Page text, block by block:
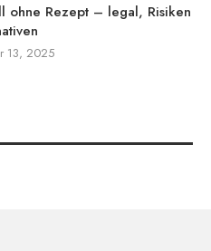
ohne Rezept – legal, Risiken
13, 2025